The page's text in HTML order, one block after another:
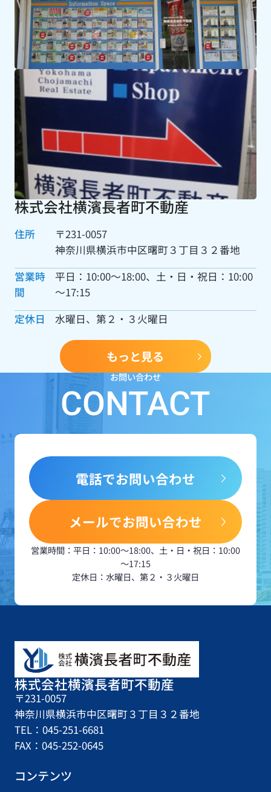
株式会社横濱長者町不動産
住所
〒231-0057
神奈川県横浜市中区曙町３丁目３２番地
営業時
間
平日：10:00～18:00、土・日・祝日：10:00
～17:15
定休日
水曜日、第２・３火曜日
もっと見る
お問い合わせ
CONTACT
電話でお問い合わせ
メールでお問い合わせ
営業時間：平日：10:00～18:00、土・日・祝日：10:00
～17:15
定休日：水曜日、第２・３火曜日
株式会社横濱長者町不動産
〒231-0057
神奈川県横浜市中区曙町３丁目３２番地
TEL：045-251-6681
FAX：045-252-0645
コンテンツ